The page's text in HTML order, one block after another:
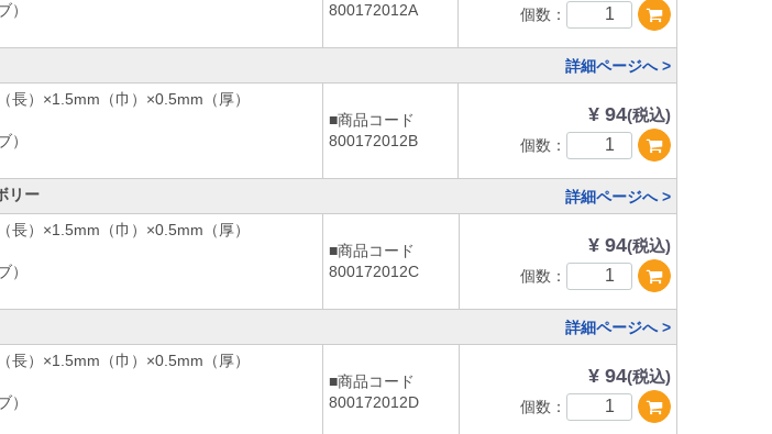
）
800172012A
個数：
詳細ページへ >
）×1.5mm（巾）×0.5mm（厚）
）
■商品コード
800172012B
¥ 94(税込)
個数：
リー
詳細ページへ >
）×1.5mm（巾）×0.5mm（厚）
）
■商品コード
800172012C
¥ 94(税込)
個数：
詳細ページへ >
）×1.5mm（巾）×0.5mm（厚）
）
■商品コード
800172012D
¥ 94(税込)
個数：